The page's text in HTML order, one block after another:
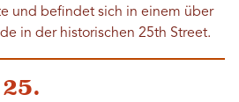
und befindet sich in einem über
in der historischen 25th Street.